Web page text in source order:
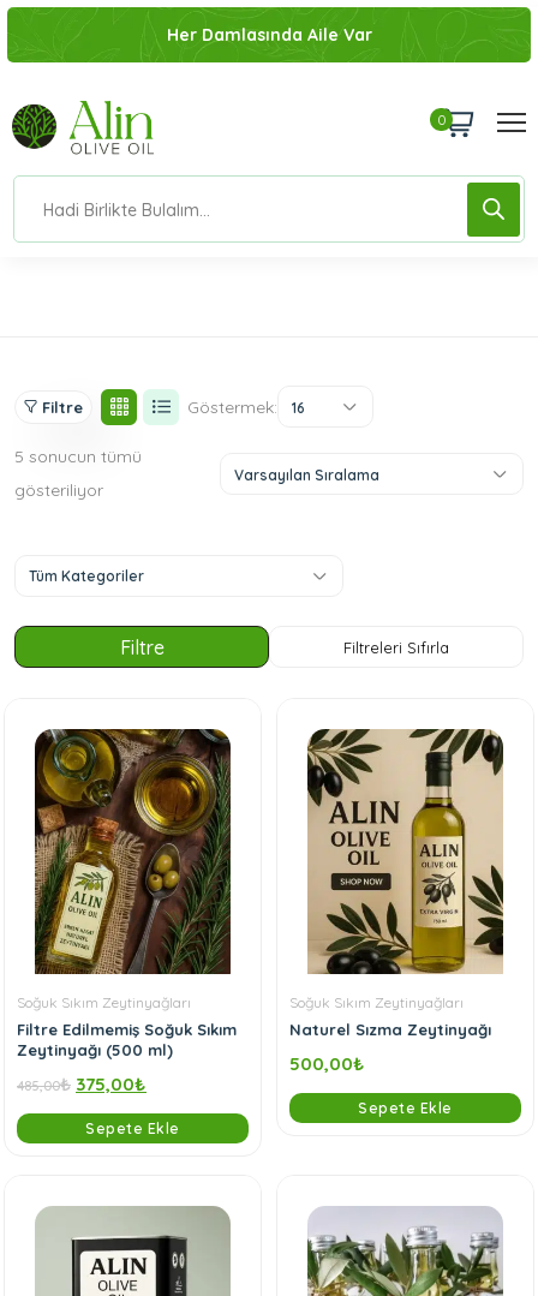
Her Damlasında Aile Var
0
Filtre Göstermek: 16
5 sonucun tümü
gösteriliyor
Varsayılan Sıralama
Tüm Kategoriler
Soğuk Sıkım Zeytinyağları
Filtre Edilmemiş Soğuk Sıkım
Zeytinyağı (500 ml)
485,00₺ 375,00₺
Sepete Ekle
Soğuk Sıkım Zeytinyağları
Naturel Sızma Zeytinyağı
500,00₺
Sepete Ekle